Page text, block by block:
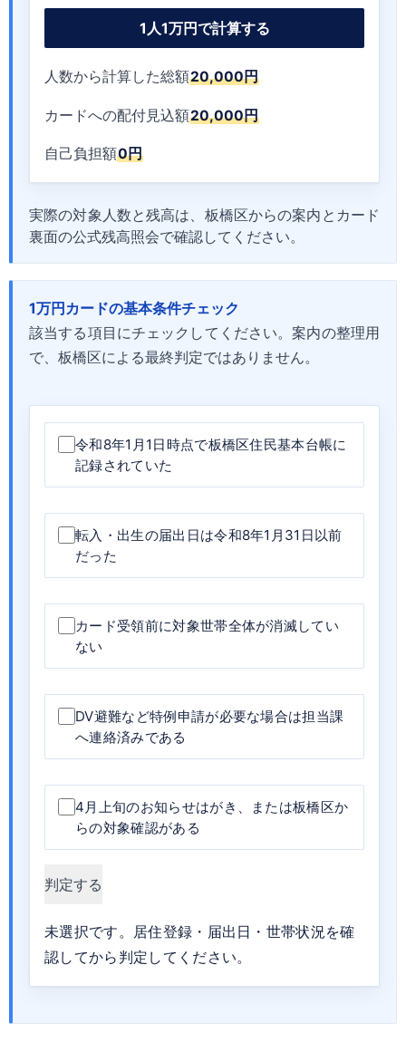
1人1万円で計算する
人数から計算した総額20,000円
カードへの配付見込額20,000円
自己負担額0円
実際の対象人数と残高は、板橋区からの案内とカード
裏面の公式残高照会で確認してください。
1万円カードの基本条件チェック
該当する項目にチェックしてください。案内の整理用
で、板橋区による最終判定ではありません。
令和8年1月1日時点で板橋区住民基本台帳に
記録されていた
転入・出生の届出日は令和8年1月31日以前
だった
カード受領前に対象世帯全体が消滅してい
ない
DV避難など特例申請が必要な場合は担当課
へ連絡済みである
4月上旬のお知らせはがき、または板橋区か
らの対象確認がある
判定する
未選択です。居住登録・届出日・世帯状況を確
認してから判定してください。